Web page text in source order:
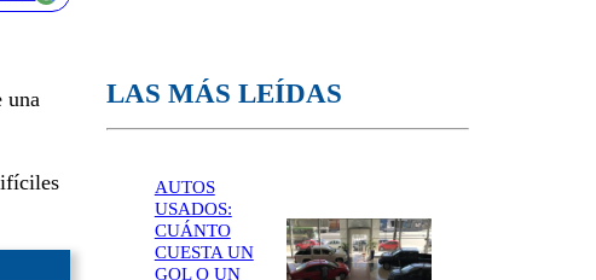
una
LAS MÁS LEÍDAS
AUTOS
USADOS:
CUÁNTO
CUESTA UN
GOL O UN